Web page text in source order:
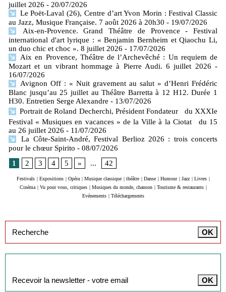
juillet 2026 - 20/07/2026
Le Poët-Laval (26), Centre d’art Yvon Morin : Festival Classic
au Jazz, Musique Française. 7 août 2026 à 20h30 - 19/07/2026
Aix-en-Provence. Grand Théâtre de Provence - Festival
international d'art lyrique : « Benjamin Bernheim et Qiaochu Li,
un duo chic et choc ». 8 juillet 2026 - 17/07/2026
Aix en Provence, Théâtre de l’Archevêché : Un requiem de
Mozart et un vibrant hommage à Pierre Audi. 6 juillet 2026 -
16/07/2026
Avignon Off : « Nuit gravement au salut » d’Henri Frédéric
Blanc jusqu’au 25 juillet au Théâtre Barretta à 12 H12. Durée 1
H30. Entretien Serge Alexandre - 13/07/2026
Portrait de Roland Decherchi, Président Fondateur du XXXIe
Festival « Musiques en vacances » de la Ville à la Ciotat du 15
au 26 juillet 2026 - 11/07/2026
La Côte-Saint-André, Festival Berlioz 2026 : trois concerts
pour le chœur Spirito - 08/07/2026
1
2 3 4 5 » ... 42
Festivals Expositions Opéra Musique classique théâtre Danse Humour Jazz Livres
Cinéma
Vu pour vous, critiques Musiques du monde, chanson Tourisme & restaurants
Evénements
Téléchargements